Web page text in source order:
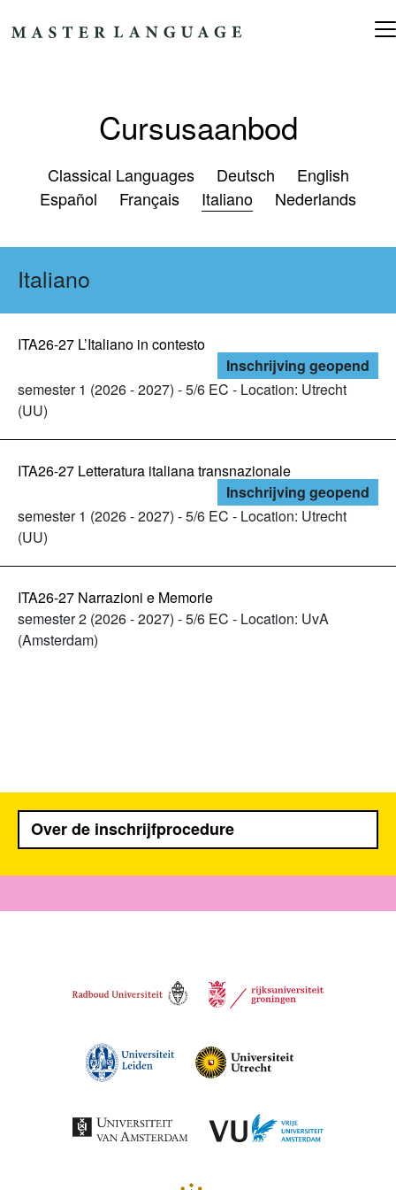
Hoofdnavigatie
Cursusaanbod
Classical Languages Deutsch
English
Español
Français Italiano Nederlands
Italiano
ITA26-27 L’Italiano in contesto
Inschrijving geopend
semester 1 (2026 - 2027) - 5/6 EC - Location: Utrecht
(UU)
ITA26-27 Letteratura italiana transnazionale
Inschrijving geopend
semester 1 (2026 - 2027) - 5/6 EC - Location: Utrecht
(UU)
ITA26-27 Narrazioni e Memorie
semester 2 (2026 - 2027) - 5/6 EC - Location: UvA
(Amsterdam)
Over de inschrijfprocedure